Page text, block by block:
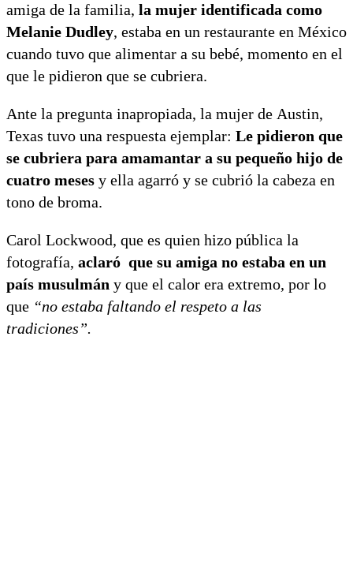
amiga de la familia, la mujer identificada como
Melanie Dudley, estaba en un restaurante en México
cuando tuvo que alimentar a su bebé, momento en el
que le pidieron que se cubriera.
Ante la pregunta inapropiada, la mujer de Austin,
Texas tuvo una respuesta ejemplar: Le pidieron que
se cubriera para amamantar a su pequeño hijo de
cuatro meses y ella agarró y se cubrió la cabeza en
tono de broma.
Carol Lockwood, que es quien hizo pública la
fotografía, aclaró que su amiga no estaba en un
país musulmán y que el calor era extremo, por lo
que “no estaba faltando el respeto a las
tradiciones”.